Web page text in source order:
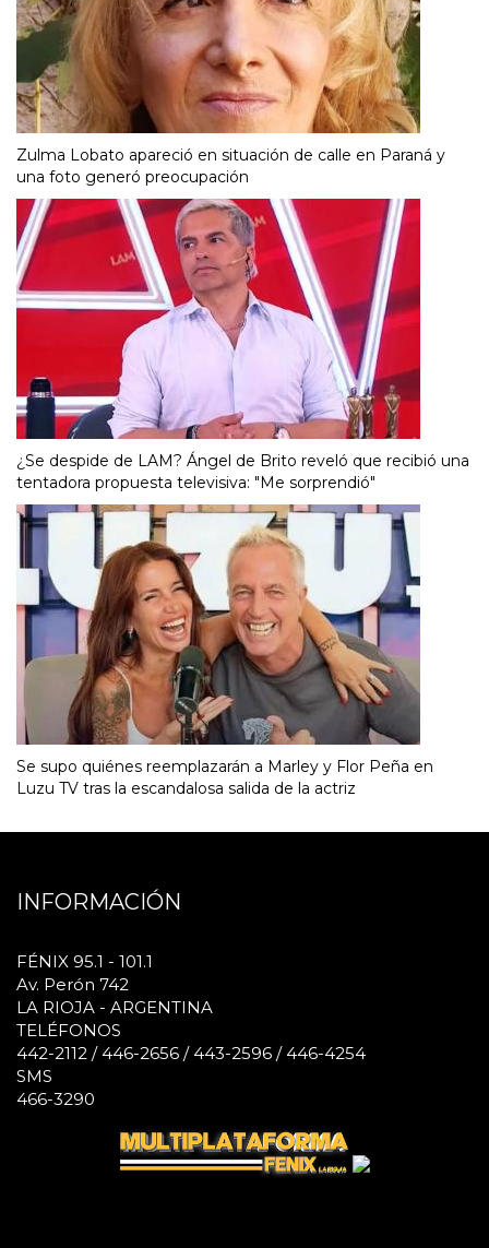
Zulma Lobato apareció en situación de calle en Paraná y
una foto generó preocupación
¿Se despide de LAM? Ángel de Brito reveló que recibió una
tentadora propuesta televisiva: "Me sorprendió"
Se supo quiénes reemplazarán a Marley y Flor Peña en
Luzu TV tras la escandalosa salida de la actriz
INFORMACIÓN
FÉNIX 95.1 - 101.1
Av. Perón 742
LA RIOJA - ARGENTINA
TELÉFONOS
442-2112 / 446-2656 / 443-2596 / 446-4254
SMS
466-3290